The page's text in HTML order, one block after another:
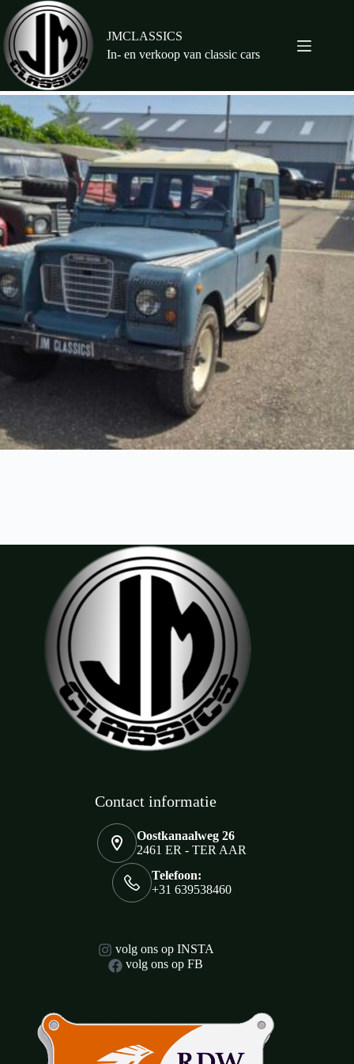
naar
de
inhoud
JMCLASSICS
In- en verkoop van classic cars
Contact informatie
Oostkanaalweg 26
2461 ER - TER AAR
Telefoon:
+31 639538460
volg ons op INSTA
volg ons op FB